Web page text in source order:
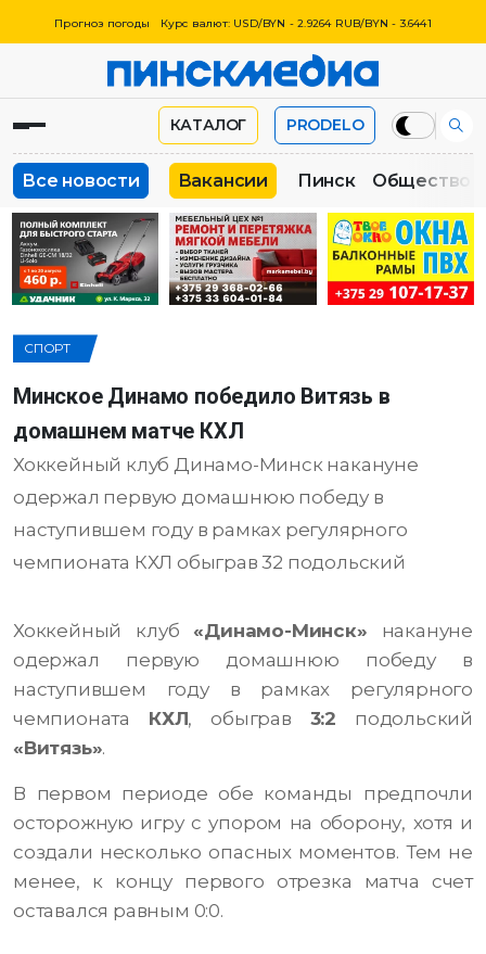
Прогноз погоды Курс валют: USD/BYN - 2.9264 RUB/BYN - 3.6441
КАТАЛОГ PRODELO
Все новости Вакансии Пинск Общество
СПОРТ
Минское Динамо победило Витязь в
домашнем матче КХЛ
Хоккейный клуб Динамо-Минск накануне
одержал первую домашнюю победу в
наступившем году в рамках регулярного
чемпионата КХЛ обыграв 32 подольский
Хоккейный клуб «Динамо-Минск» накануне
одержал первую домашнюю победу в
наступившем году в рамках регулярного
чемпионата КХЛ, обыграв 3:2 подольский
«Витязь».
В первом периоде обе команды предпочли
осторожную игру с упором на оборону, хотя и
создали несколько опасных моментов. Тем не
менее, к концу первого отрезка матча счет
оставался равным 0:0.